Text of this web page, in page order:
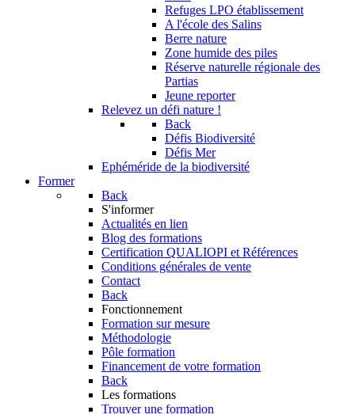
Refuges LPO établissement
A l'école des Salins
Berre nature
Zone humide des piles
Réserve naturelle régionale des
Partias
Jeune reporter
Relevez un défi nature !
Back
Défis Biodiversité
Défis Mer
Ephéméride de la biodiversité
Former
Back
S'informer
Actualités en lien
Blog des formations
Certification QUALIOPI et Références
Conditions générales de vente
Contact
Back
Fonctionnement
Formation sur mesure
Méthodologie
Pôle formation
Financement de votre formation
Back
Les formations
Trouver une formation